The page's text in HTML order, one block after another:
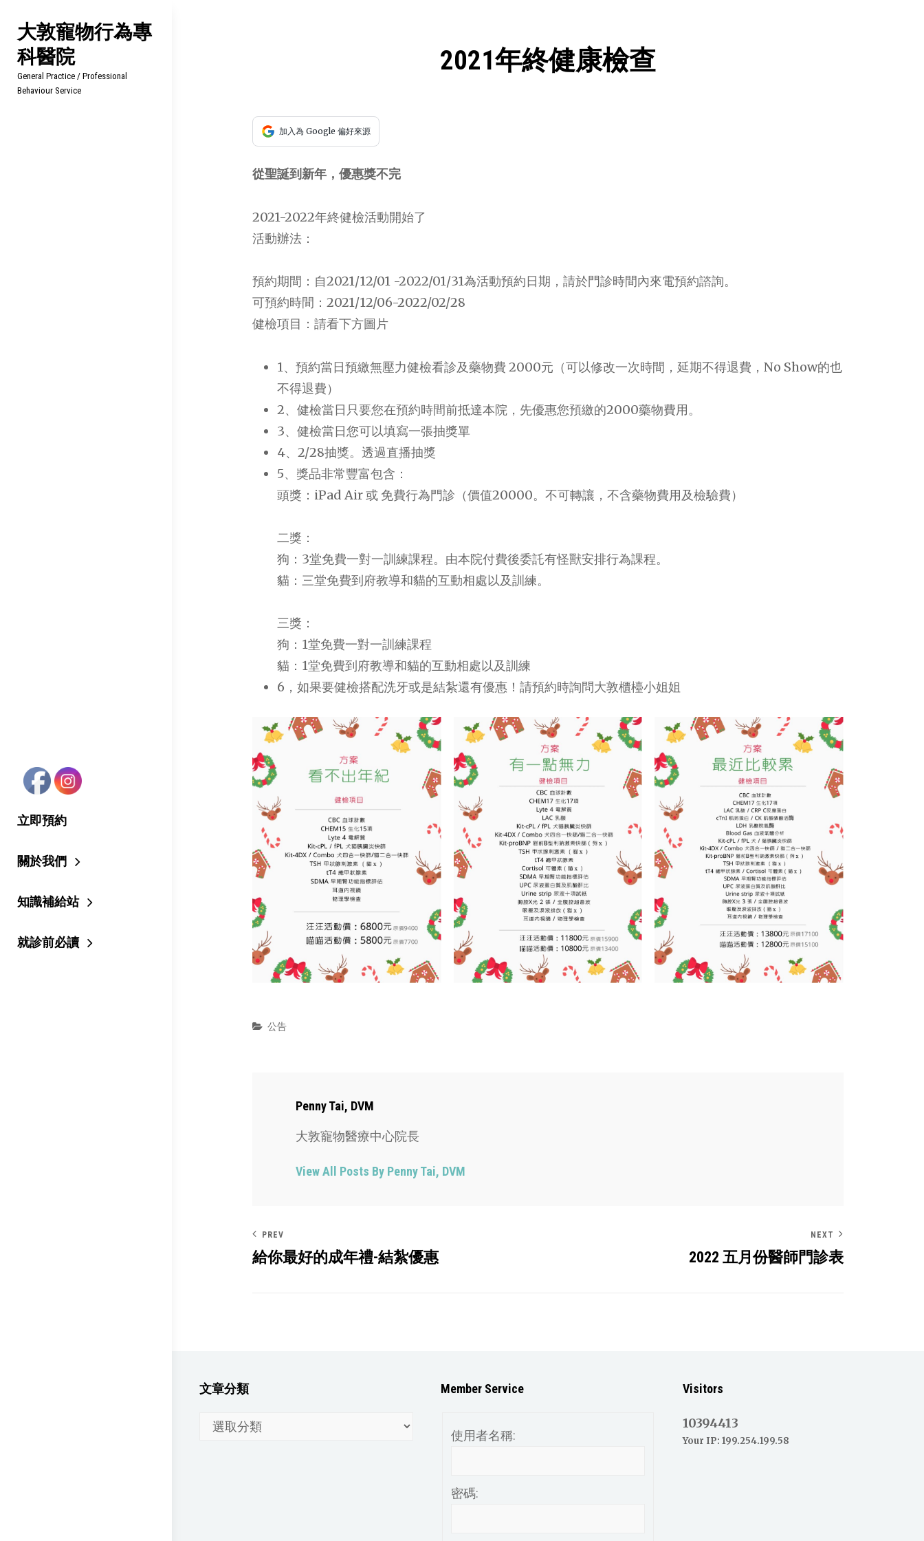
content
大敦寵物行為專
科醫院
General Practice / Professional
Behaviour Service
立即預約
關於我們
知識補給站
就診前必讀
2021年終健康檢查
加入為 Google 偏好來源
從聖誕到新年，優惠獎不完
2021-2022年終健檢活動開始了
活動辦法：
預約期間：自2021/12/01 -2022/01/31為活動預約日期，請於門診時間內來電預約諮詢。
可預約時間：2021/12/06-2022/02/28
健檢項目：請看下方圖片
1、預約當日預繳無壓力健檢看診及藥物費 2000元（可以修改一次時間，延期不得退費，No Show的也
不得退費）
2、健檢當日只要您在預約時間前抵達本院，先優惠您預繳的2000藥物費用。
3、健檢當日您可以填寫一張抽獎單
4、2/28抽獎。透過直播抽獎
5、獎品非常豐富包含：
頭獎：iPad Air 或 免費行為門診（價值20000。不可轉讓，不含藥物費用及檢驗費）
二獎：
狗：3堂免費一對一訓練課程。由本院付費後委託有怪獸安排行為課程。
貓：三堂免費到府教導和貓的互動相處以及訓練。
三獎：
狗：1堂免費一對一訓練課程
貓：1堂免費到府教導和貓的互動相處以及訓練
6，如果要健檢搭配洗牙或是結紮還有優惠！請預約時詢問大敦櫃檯小姐姐
Categories
公告
Author:
Penny Tai, DVM
大敦寵物醫療中心院長
View All Posts By Penny Tai, DVM
導
覽
PREV
給你最好的成年禮-結紮優惠
NEXT
2022 五月份醫師門診表
文章分類 Member Service
使用者名稱:
密碼:
Visitors
10394413
Your IP: 199.254.199.58